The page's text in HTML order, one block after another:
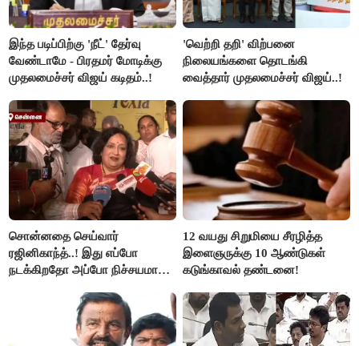
இந்த படிப்பிற்கு 'நீட்' தேர்வு
வேண்டாமே - பிரதமர் மோடிக்கு
முதலமைச்சர் விஜய் கடிதம்..!
'வெற்றி தறி' விற்பனை
நிலையங்களை தொடங்கி
வைத்தார் முதலமைச்சர் விஜய்..!
சொன்னதை செய்வார்
ரஜினிகாந்த்..! இது எப்போ
நடக்கிறதோ அப்போ நிச்சயமாக
ரஜினிகாந்த்..!
12 வயது சிறுமியை சீரழித்த
இளைஞருக்கு 10 ஆண்டுகள்
கடுங்காவல் தண்டனை!